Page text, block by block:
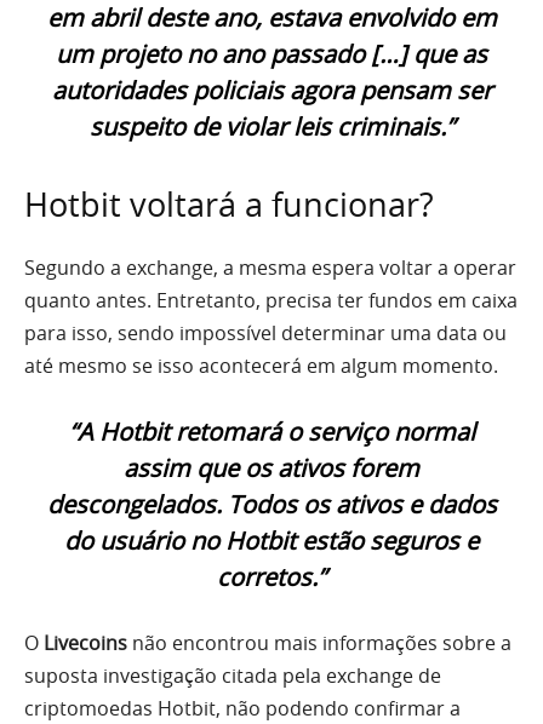
em abril deste ano, estava envolvido em
um projeto no ano passado […] que as
autoridades policiais agora pensam ser
suspeito de violar leis criminais.”
Hotbit voltará a funcionar?
Segundo a exchange, a mesma espera voltar a operar
quanto antes. Entretanto, precisa ter fundos em caixa
para isso, sendo impossível determinar uma data ou
até mesmo se isso acontecerá em algum momento.
“A Hotbit retomará o serviço normal
assim que os ativos forem
descongelados. Todos os ativos e dados
do usuário no Hotbit estão seguros e
corretos.”
O Livecoins não encontrou mais informações sobre a
suposta investigação citada pela exchange de
criptomoedas Hotbit, não podendo confirmar a